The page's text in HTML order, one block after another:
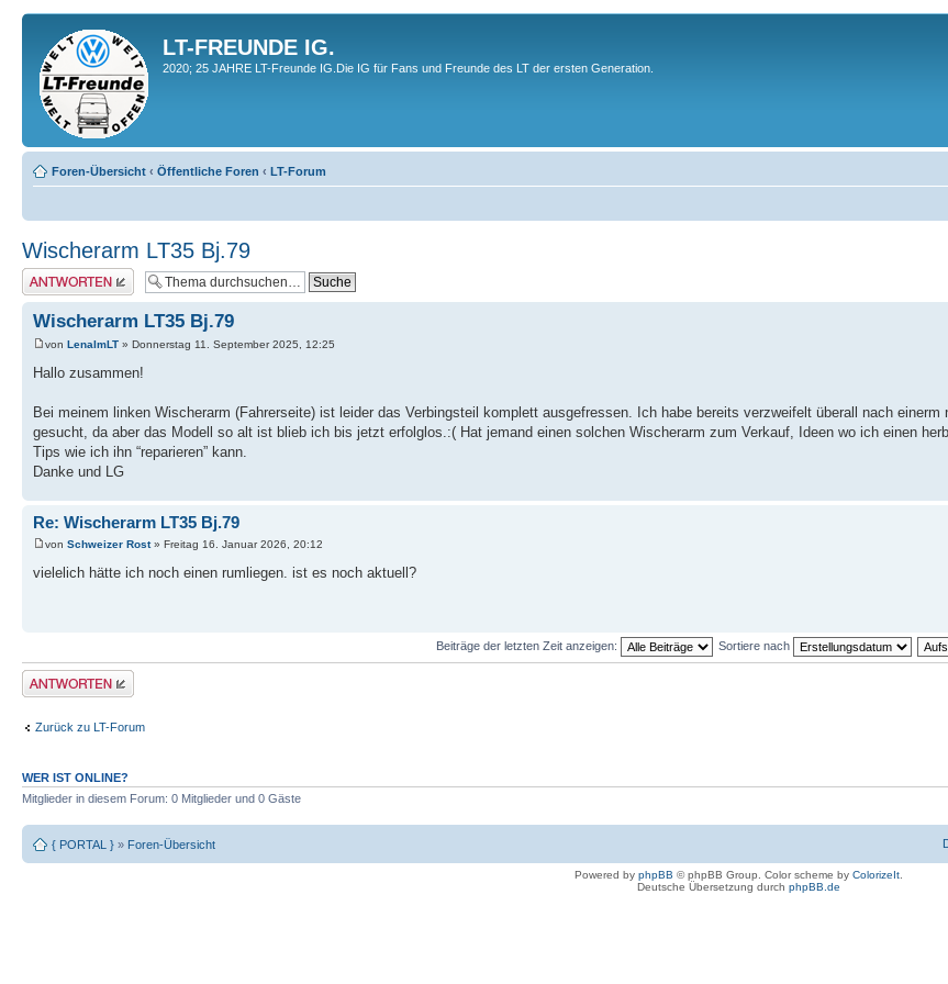
LT-FREUNDE IG.
2020; 25 JAHRE LT-Freunde IG.Die IG für Fans und Freunde des LT der ersten Generation.
Foren-Übersicht ‹ Öffentliche Foren ‹ LT-Forum
Wischerarm LT35 Bj.79
Antwort erstellen
Wischerarm LT35 Bj.79
von LenaImLT » Donnerstag 11. September 2025, 12:25
Hallo zusammen!
Bei meinem linken Wischerarm (Fahrerseite) ist leider das Verbingsteil komplett ausgefressen. Ich habe bereits verzweifelt überall nach einerm
gesucht, da aber das Modell so alt ist blieb ich bis jetzt erfolglos.:( Hat jemand einen solchen Wischerarm zum Verkauf, Ideen wo ich einen
Tips wie ich ihn “reparieren” kann.
Danke und LG
Re: Wischerarm LT35 Bj.79
von Schweizer Rost» Freitag 16. Januar 2026, 20:12
vielelich hätte ich noch einen rumliegen. ist es noch aktuell?
Beiträge der letzten Zeit anzeigen: Sortiere nach
Antwort erstellen
Zurück zu LT-Forum
WER IST ONLINE?
Mitglieder in diesem Forum: 0 Mitglieder und 0 Gäste
{ PORTAL } » Foren-Übersicht
Powered by phpBB © phpBB Group. Color scheme by ColorizeIt.
Deutsche Übersetzung durch phpBB.de